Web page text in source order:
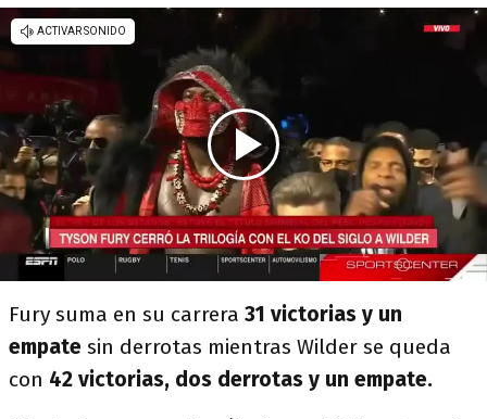
Fury suma en su carrera 31 victorias y un
empate sin derrotas mientras Wilder se queda
con 42 victorias, dos derrotas y un empate.